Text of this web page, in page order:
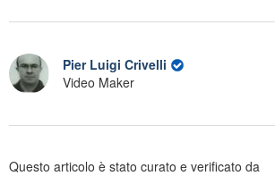
Pier Luigi Crivelli
Video Maker
Questo articolo è stato curato e verificato da